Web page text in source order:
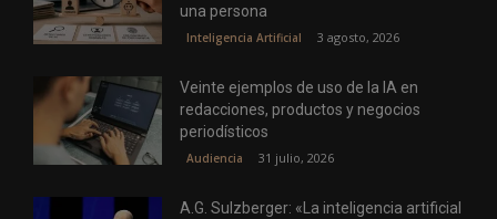
una persona
Inteligencia Artificial 3 agosto, 2026
Veinte ejemplos de uso de la IA en
redacciones, productos y negocios
periodísticos
Audiencia 31 julio, 2026
A.G. Sulzberger: «La inteligencia artificial